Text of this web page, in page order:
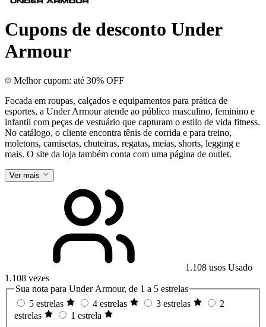
Cupons de desconto Under
Armour
Melhor cupom: até 30% OFF
Focada em roupas, calçados e equipamentos para prática de
esportes, a Under Armour atende ao público masculino, feminino e
infantil com peças de vestuário que capturam o estilo de vida fitness.
No catálogo, o cliente encontra tênis de corrida e para treino,
moletons, camisetas, chuteiras, regatas, meias, shorts, legging e
mais. O site da loja também conta com uma página de outlet.
Ver mais
1.108 usos Usado
1.108 vezes
Sua nota para Under Armour, de 1 a 5 estrelas
5 estrelas
4 estrelas 3 estrelas
2
estrelas
1 estrela